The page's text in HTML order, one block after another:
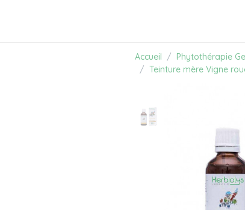
Accueil Phytothérapie
Teinture mère Vigne